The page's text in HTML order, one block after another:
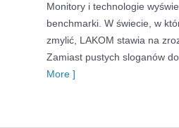
Monitory i technologie
benchmarki. W świecie, w
zmylić, LAKOM stawia na
Zamiast pustych sloganów
More ]